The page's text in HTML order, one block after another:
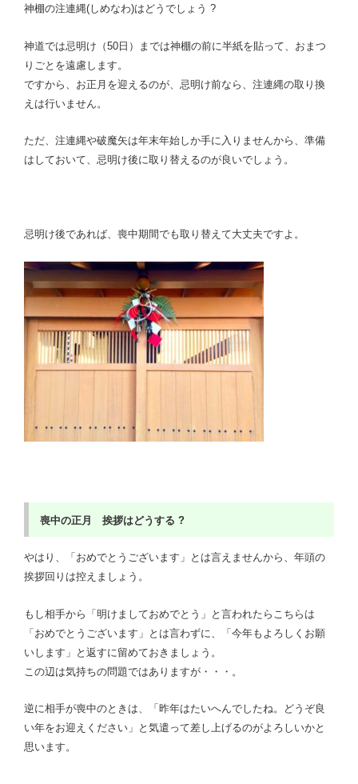
神棚の注連縄(しめなわ)はどうでしょう ?
神道では忌明け（50日）までは神棚の前に半紙を貼って、おまつ
りごとを遠慮します。
ですから、お正月を迎えるのが、忌明け前なら、注連縄の取り換
えは行いません。
ただ、注連縄や破魔矢は年末年始しか手に入りませんから、準備
はしておいて、忌明け後に取り替えるのが良いでしょう。
忌明け後であれば、喪中期間でも取り替えて大丈夫ですよ 。
喪中の正月 挨拶はどうする ?
やはり、「おめでとうございます」とは言えませんから、年頭の
挨拶回りは控えましょう。
もし相手から「明けましておめでとう」と言われたらこちらは
「おめでとうございます」とは言わずに、「今年もよろしくお願
いします」と返すに留めておきましょう。
この辺は気持ちの問題ではありますが・・・。
逆に相手が喪中のときは、「昨年はたいへんでしたね。どうぞ良
い年をお迎えください」と気遣って差し上げるのがよろしいかと
思います。